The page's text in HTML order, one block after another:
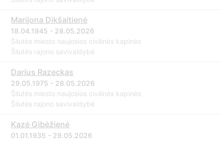
Marijona Dikšaitienė
18.04.1945 - 28.05.2026
Šilutės miesto naujosios civilinės kapinės
Šilutės rajono savivaldybė
Darius Razeckas
29.05.1975 - 28.05.2026
Šilutės miesto naujosios civilinės kapinės
Šilutės rajono savivaldybė
Kazė Gibėžienė
01.01.1935 - 29.05.2026